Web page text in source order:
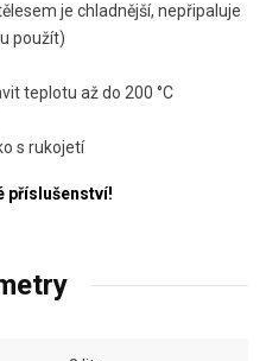
je chladnější, nepřipaluje
použít)
teplotu až do 200 °C
s rukojetí
příslušenství!